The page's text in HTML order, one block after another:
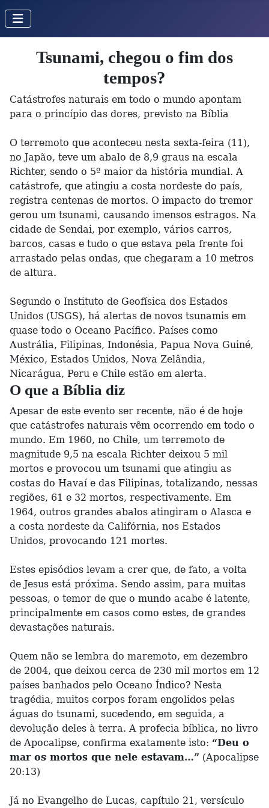
Tsunami, chegou o fim dos
tempos?
Catástrofes naturais em todo o mundo apontam
para o princípio das dores, previsto na Bíblia
O terremoto que aconteceu nesta sexta-feira (11),
no Japão, teve um abalo de 8,9 graus na escala
Richter, sendo o 5º maior da história mundial. A
catástrofe, que atingiu a costa nordeste do país,
registra centenas de mortos. O impacto do tremor
gerou um tsunami, causando imensos estragos. Na
cidade de Sendai, por exemplo, vários carros,
barcos, casas e tudo o que estava pela frente foi
arrastado pelas ondas, que chegaram a 10 metros
de altura.
Segundo o Instituto de Geofísica dos Estados
Unidos (USGS), há alertas de novos tsunamis em
quase todo o Oceano Pacífico. Países como
Austrália, Filipinas, Indonésia, Papua Nova Guiné,
México, Estados Unidos, Nova Zelândia,
Nicarágua, Peru e Chile estão em alerta.
O que a Bíblia diz
Apesar de este evento ser recente, não é de hoje
que catástrofes naturais vêm ocorrendo em todo o
mundo. Em 1960, no Chile, um terremoto de
magnitude 9,5 na escala Richter deixou 5 mil
mortos e provocou um tsunami que atingiu as
costas do Havaí e das Filipinas, totalizando, nessas
regiões, 61 e 32 mortos, respectivamente. Em
1964, outros grandes abalos atingiram o Alasca e
a costa nordeste da Califórnia, nos Estados
Unidos, provocando 121 mortes.
Estes episódios levam a crer que, de fato, a volta
de Jesus está próxima. Sendo assim, para muitas
pessoas, o temor de que o mundo acabe é latente,
principalmente em casos como estes, de grandes
devastações naturais.
Quem não se lembra do maremoto, em dezembro
de 2004, que deixou cerca de 230 mil mortos em 12
países banhados pelo Oceano Índico? Nesta
tragédia, muitos corpos foram engolidos pelas
águas do tsunami, sucedendo, em seguida, a
devolução deles à terra. A profecia bíblica, no livro
de Apocalipse, confirma exatamente isto: “Deu o
mar os mortos que nele estavam…” (Apocalipse
20:13)
Já no Evangelho de Lucas, capítulo 21, versículo